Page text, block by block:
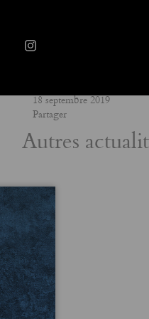
18 septembre 2019
Partager
Autres